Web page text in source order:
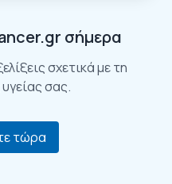
σήμερα
σχετικά με τη
σας.
τώρα